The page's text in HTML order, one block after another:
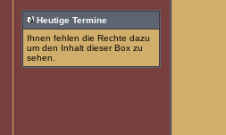
Heutige Termine
Ihnen fehlen die Rechte dazu
um den Inhalt dieser Box zu
sehen.